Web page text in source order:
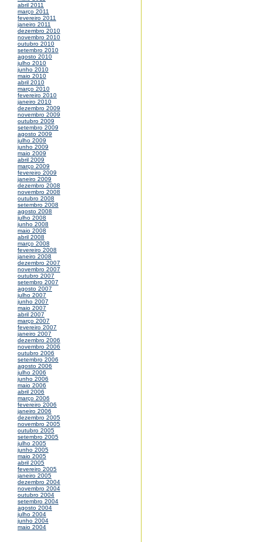
abril 2011
março 2011
fevereiro 2011
janeiro 2011
dezembro 2010
novembro 2010
outubro 2010
setembro 2010
agosto 2010
julho 2010
junho 2010
maio 2010
abril 2010
março 2010
fevereiro 2010
janeiro 2010
dezembro 2009
novembro 2009
outubro 2009
setembro 2009
agosto 2009
julho 2009
junho 2009
maio 2009
abril 2009
março 2009
fevereiro 2009
janeiro 2009
dezembro 2008
novembro 2008
outubro 2008
setembro 2008
agosto 2008
julho 2008
junho 2008
maio 2008
abril 2008
março 2008
fevereiro 2008
janeiro 2008
dezembro 2007
novembro 2007
outubro 2007
setembro 2007
agosto 2007
julho 2007
junho 2007
maio 2007
abril 2007
março 2007
fevereiro 2007
janeiro 2007
dezembro 2006
novembro 2006
outubro 2006
setembro 2006
agosto 2006
julho 2006
junho 2006
maio 2006
abril 2006
março 2006
fevereiro 2006
janeiro 2006
dezembro 2005
novembro 2005
outubro 2005
setembro 2005
julho 2005
junho 2005
maio 2005
abril 2005
fevereiro 2005
janeiro 2005
dezembro 2004
novembro 2004
outubro 2004
setembro 2004
agosto 2004
julho 2004
junho 2004
maio 2004